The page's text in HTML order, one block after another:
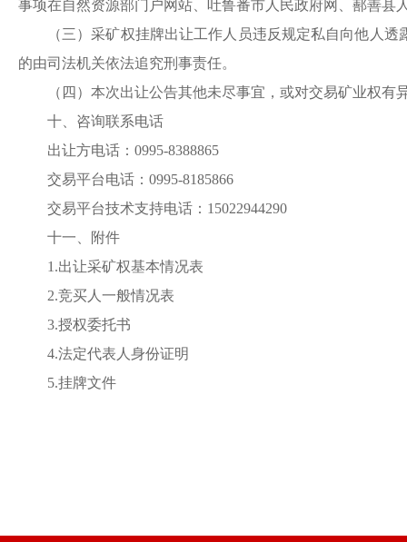
事项在自然资源部门户网站、吐鲁番市人民政府网、 鄯善县
（三）采矿权挂牌出让工作人员违反规定私自向他人
的由司法机关依法追究刑事责任。
（四）本次出让公告其他未尽事宜，或对交易矿业权有
十、咨询联系电话
出让方电话： 0995-8388865
交易平台电话： 0995-8185866
交易平台技术支持电话： 15022944290
十一、附件
1.出让采矿权基本情况表
2.竞买人一般情况表
3.授权委托书
4.法定代表人身份证明
5.挂牌文件